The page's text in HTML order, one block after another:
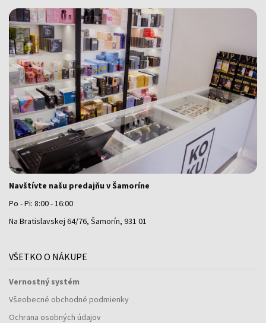
Navštívte našu predajňu v Šamoríne
Po - Pi: 8:00 - 16:00
Na Bratislavskej 64/76, Šamorín, 931 01
VŠETKO O NÁKUPE
Vernostný systém
Všeobecné obchodné podmienky
Ochrana osobných údajov